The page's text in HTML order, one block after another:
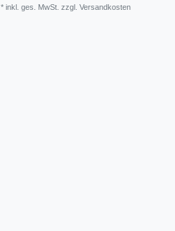
* inkl. ges. MwSt. zzgl. Versandkosten